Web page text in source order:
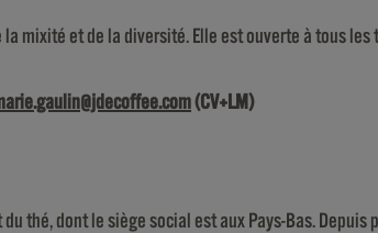
mixité et de la diversité. Elle est ouverte à tous
(CV+LM)
thé, dont le siège social est aux Pays-Bas.